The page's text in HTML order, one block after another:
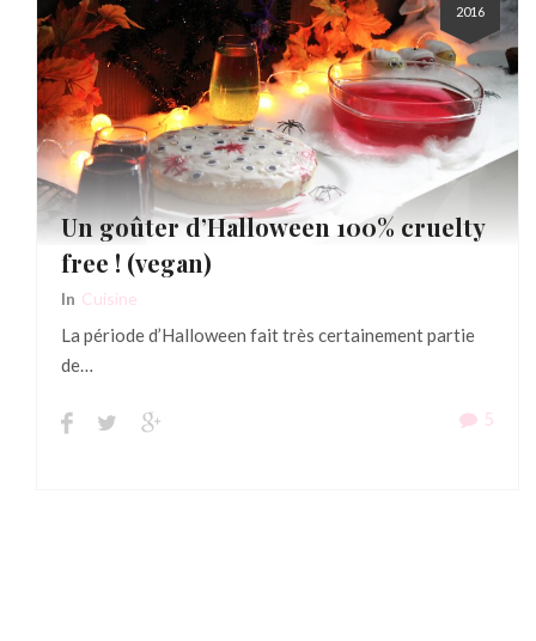
2016
Un goûter d’Halloween 100% cruelty
free ! (vegan)
In Cuisine
La période d’Halloween fait très certainement partie
de…
5